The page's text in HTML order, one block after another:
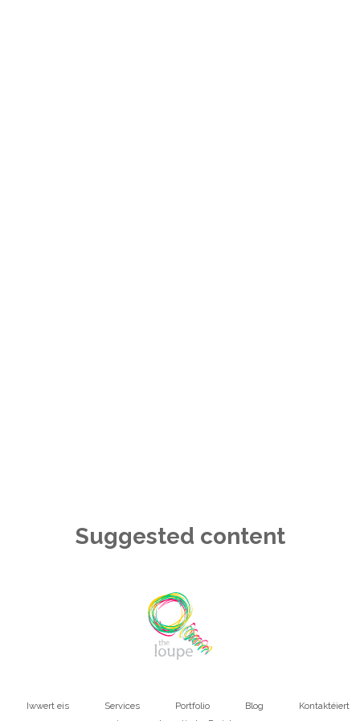
Suggested content
Iwwert eis Services Portfolio Blog
Kontaktéiert